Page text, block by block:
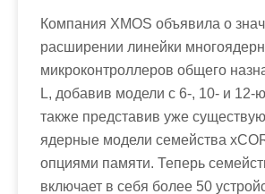
Компания XMOS объявила о
расширении линейки
микроконтроллеров общего
L, добавив модели с 6-, 10- и 12-
также представив уже
ядерные модели семейства
опциями памяти. Теперь
включает в себя более 50